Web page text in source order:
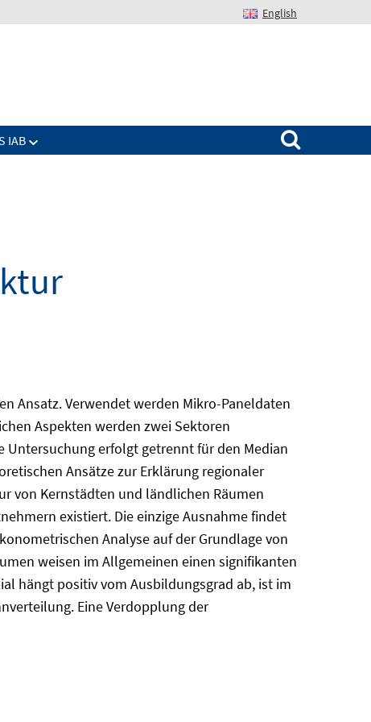
English
IAB
Suchen nach:
Ansatz. Verwendet werden Mikro-Paneldaten
Aspekten werden zwei Sektoren
Untersuchung erfolgt getrennt für den Median
Ansätze zur Erklärung regionaler
von Kernstädten und ländlichen Räumen
existiert. Die einzige Ausnahme findet
Analyse auf der Grundlage von
weisen im Allgemeinen einen signifikanten
hängt positiv vom Ausbildungsgrad ab, ist im
Eine Verdopplung der